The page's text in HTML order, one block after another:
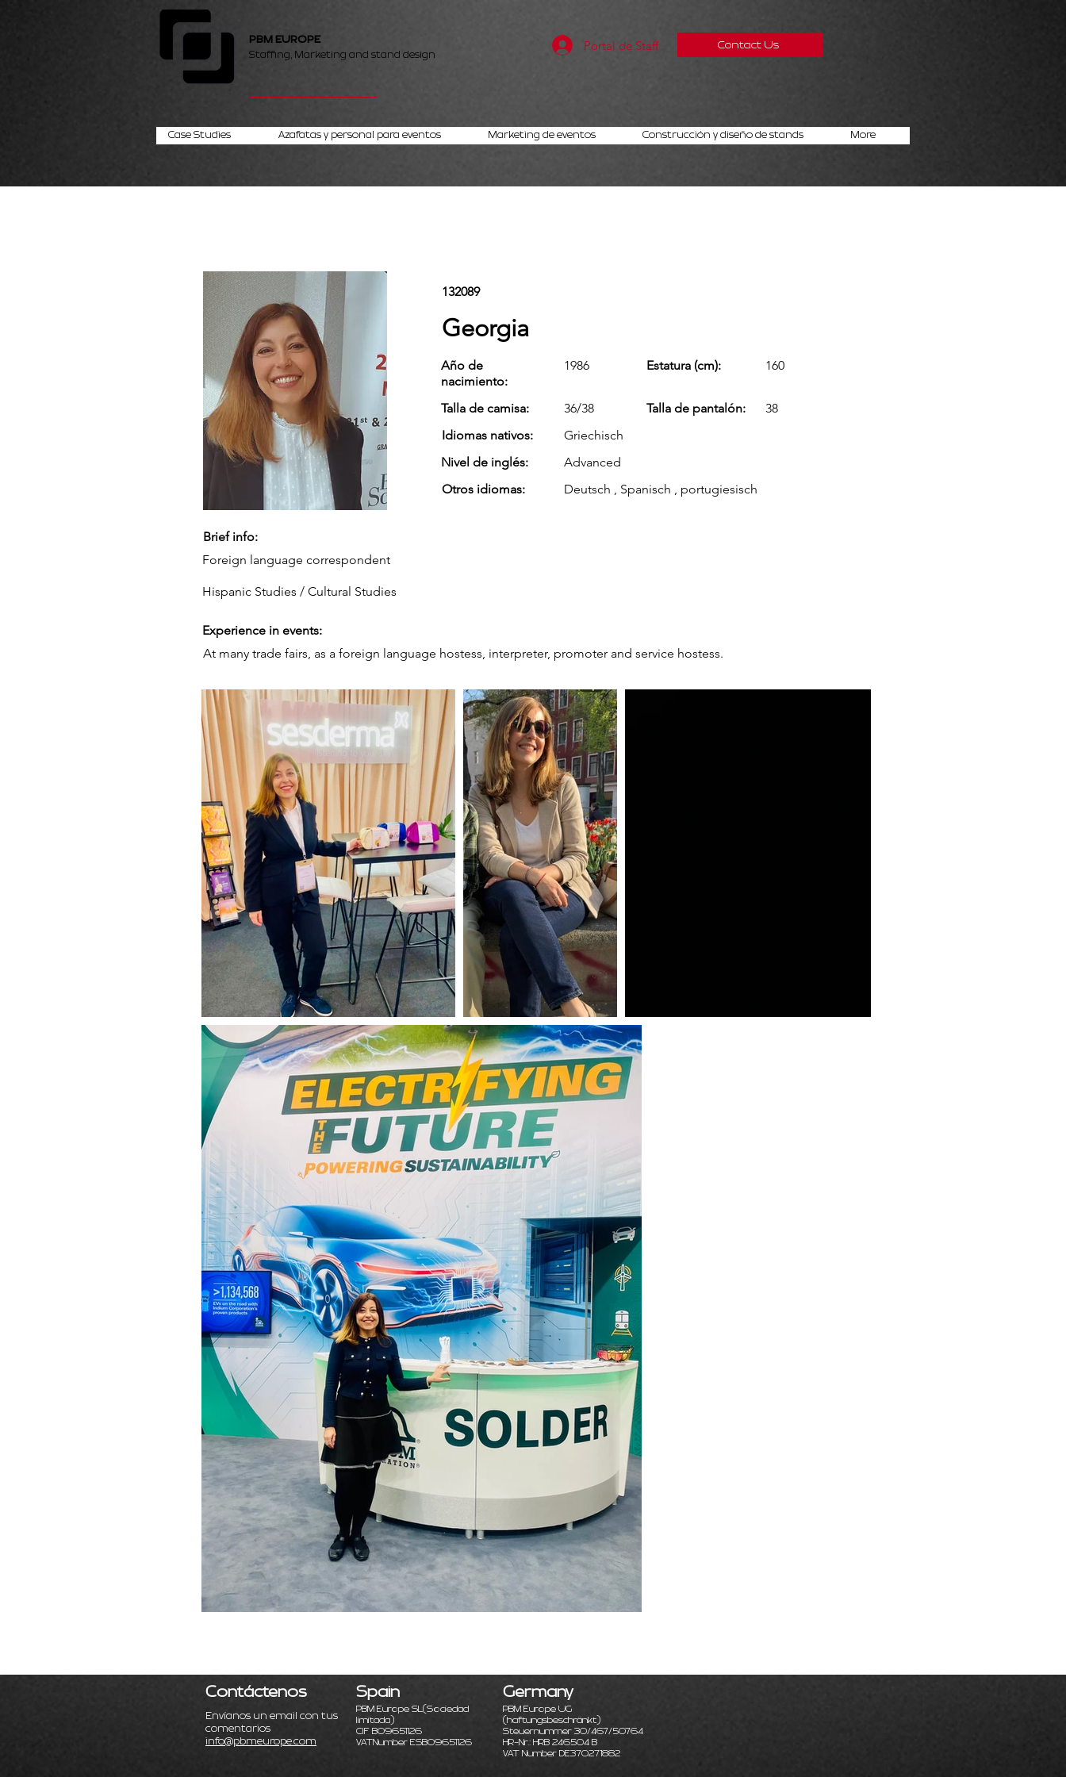
PBM EUROPE
Staffing, Marketing and stand design
Portal de Staff Contact Us
Case Studies Azafatas y personal para eventos Marketing de eventos Construcción y diseño de stands More
132089
Georgia
Año de
nacimiento:
1986 Estatura (cm): 160
Talla de camisa: 36/38 Talla de pantalón:
38
Idiomas nativos:
Griechisch
Nivel de inglés:
Advanced
Otros idiomas:
Deutsch , Spanisch , portugiesisch
Brief info:
Foreign language correspondent
Hispanic Studies / Cultural Studies
Experience in events:
At many trade fairs, as a foreign language hostess, interpreter, promoter and service hostess.
Contáctenos
Envíanos un email con tus
comentarios
info@pbmeurope.com
Spain
PBM Europe SL(Sociedad
limitada)
CIF B09651126
VATNumber ESB09651126
Germany
PBM Europe UG
(haftungsbeschränkt)
Steuernummer 30/467/50764
HR-Nr.: HRB 246504 B
VAT Number DE370271882